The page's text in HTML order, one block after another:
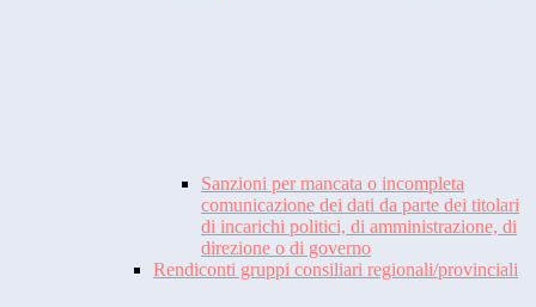
Sanzioni per mancata o incompleta
comunicazione dei dati da parte dei titolari
di incarichi politici, di amministrazione, di
direzione o di governo
Rendiconti gruppi consiliari regionali/provinciali